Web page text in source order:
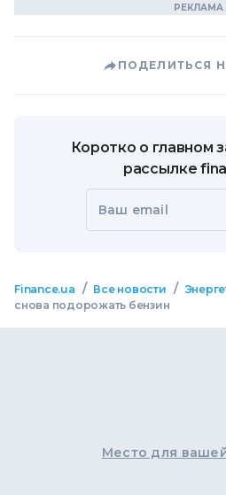
ПОДЕЛИТЬСЯ
Коротко о главном
рассылке
Ваш email
Finance.ua / Все новости /
снова подорожать бензин
Место для